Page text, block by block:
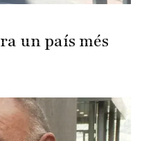
un país més